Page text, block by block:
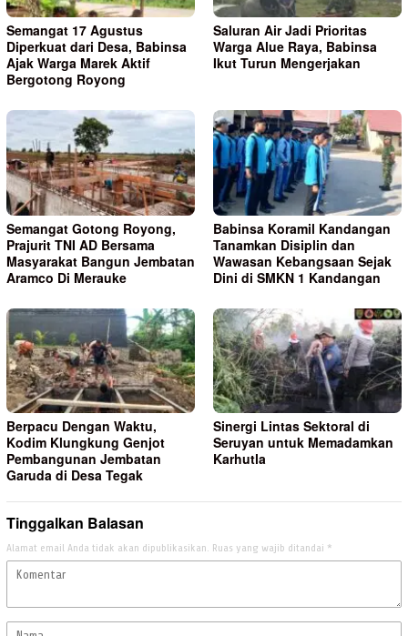
Semangat 17 Agustus
Diperkuat dari Desa, Babinsa
Ajak Warga Marek Aktif
Bergotong Royong
Saluran Air Jadi Prioritas
Warga Alue Raya, Babinsa
Ikut Turun Mengerjakan
Semangat Gotong Royong,
Prajurit TNI AD Bersama
Masyarakat Bangun Jembatan
Aramco Di Merauke
Babinsa Koramil Kandangan
Tanamkan Disiplin dan
Wawasan Kebangsaan Sejak
Dini di SMKN 1 Kandangan
Berpacu Dengan Waktu,
Kodim Klungkung Genjot
Pembangunan Jembatan
Garuda di Desa Tegak
Sinergi Lintas Sektoral di
Seruyan untuk Memadamkan
Karhutla
Tinggalkan Balasan
Alamat email Anda tidak akan dipublikasikan. Ruas yang wajib ditandai *